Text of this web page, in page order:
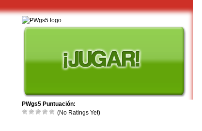
PWgs5 Puntuación:
(No Ratings Yet)